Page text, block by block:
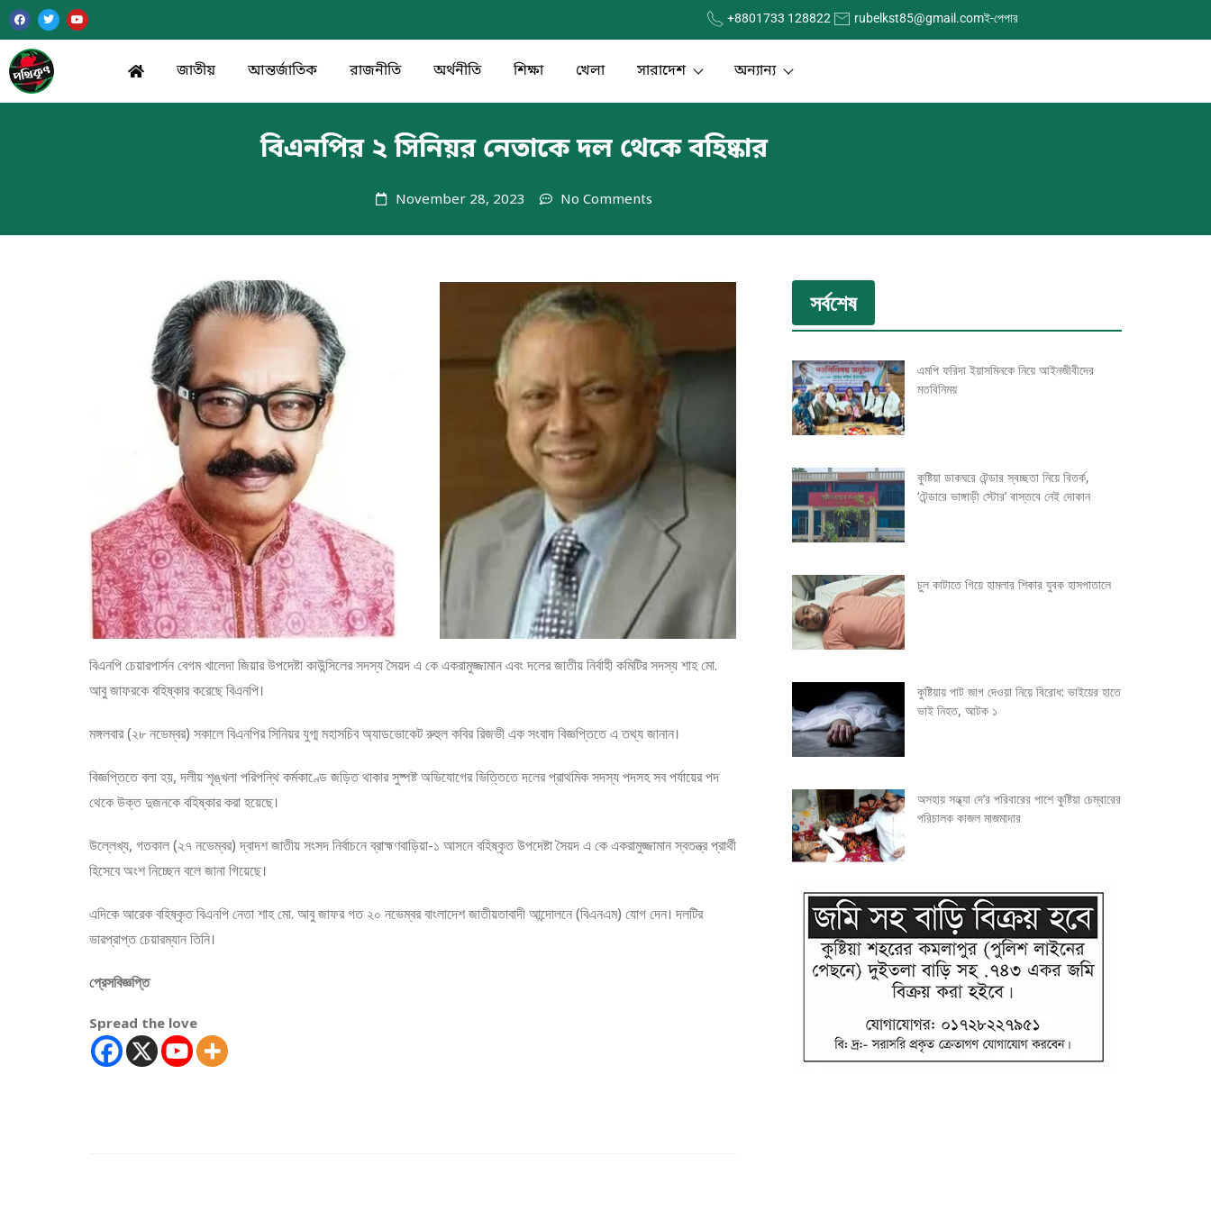
+8801733 128822 rubelkst85@gmail.comই-পেপার
জাতীয় আন্তর্জাতিক রাজনীতি অর্থনীতি শিক্ষা খেলা সারাদেশ অন্যান্য
বিএনপির ২ সিনিয়র নেতাকে দল থেকে বহিষ্কার
November 28, 2023 No Comments
বিএনপি চেয়ারপার্সন বেগম খালেদা জিয়ার উপদেষ্টা কাউন্সিলের সদস্য সৈয়দ এ কে একরামুজ্জামান এবং দলের জাতীয় নির্বাহী কমিটির সদস্য শাহ মো.
আবু জাফরকে বহিষ্কার করেছে বিএনপি।
মঙ্গলবার (২৮ নভেম্বর) সকালে বিএনপির সিনিয়র যুগ্ম মহাসচিব অ্যাডভোকেট রুহুল কবির রিজভী এক সংবাদ বিজ্ঞপ্তিতে এ তথ্য জানান।
বিজ্ঞপ্তিতে বলা হয়, দলীয় শৃঙ্খলা পরিপন্থি কর্মকাণ্ডে জড়িত থাকার সুষ্পষ্ট অভিযোগের ভিত্তিতে দলের প্রাথমিক সদস্য পদসহ সব পর্যায়ের পদ
থেকে উক্ত দুজনকে বহিষ্কার করা হয়েছে।
উল্লেখ্য, গতকাল (২৭ নভেম্বর) দ্বাদশ জাতীয় সংসদ নির্বাচনে ব্রাহ্মণবাড়িয়া-১ আসনে বহিষ্কৃত উপদেষ্টা সৈয়দ এ কে একরামুজ্জামান স্বতন্ত্র প্রার্থী
হিসেবে অংশ নিচ্ছেন বলে জানা গিয়েছে।
এদিকে আরেক বহিষ্কৃত বিএনপি নেতা শাহ মো. আবু জাফর গত ২০ নভেম্বর বাংলাদেশ জাতীয়তাবাদী আন্দোলনে (বিএনএম) যোগ দেন। দলটির
ভারপ্রাপ্ত চেয়ারম্যান তিনি।
প্রেসবিজ্ঞপ্তি
Spread the love
সর্বশেষ
এমপি ফরিদা ইয়াসমিনকে নিয়ে আইনজীবীদের
মতবিনিময়
কুষ্টিয়া ডাকঘরে টেন্ডার স্বচ্ছতা নিয়ে বিতর্ক,
‘টেন্ডারে ভাঙ্গাড়ী স্টোর’ বাস্তবে নেই দোকান
চুল কাটাতে গিয়ে হামলার শিকার যুবক হাসপাতালে
কুষ্টিয়ায় পাট জাগ দেওয়া নিয়ে বিরোধ: ভাইয়ের হাতে
ভাই নিহত, আটক ১
অসহায় সন্ধ্যা দে’র পরিবারের পাশে কুষ্টিয়া চেম্বারের
পরিচালক কাজল মাজমাদার